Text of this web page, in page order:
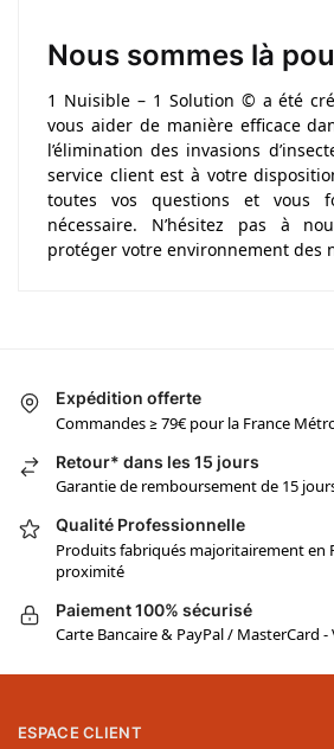
Nous sommes là
1 Nuisible – 1 Solution © a été
vous aider de manière efficace
l’élimination des invasions
service client est à votre
toutes vos questions et vous
nécessaire. N’hésitez pas à
protéger votre environnement des
Expédition offerte
Commandes ≥ 79€ pour la France
Retour* dans les 15 jours
Garantie de remboursement de 15
Qualité Professionnelle
Produits fabriqués majoritairement en
proximité
Paiement 100% sécurisé
Carte Bancaire & PayPal / MasterCard -
ESPACE CLIENT